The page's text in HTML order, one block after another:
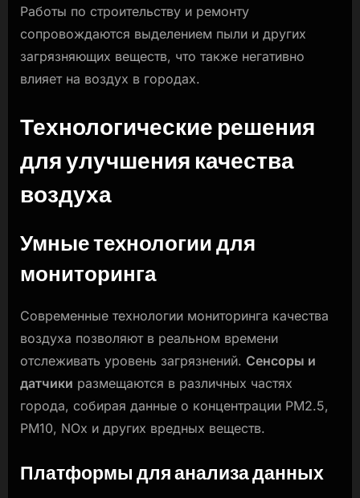
Работы по строительству и ремонту
сопровождаются выделением пыли и других
загрязняющих веществ, что также негативно
влияет на воздух в городах.
Технологические решения
для улучшения качества
воздуха
Умные технологии для
мониторинга
Современные технологии мониторинга качества
воздуха позволяют в реальном времени
отслеживать уровень загрязнений. Сенсоры и
датчики размещаются в различных частях
города, собирая данные о концентрации PM2.5,
PM10, NOx и других вредных веществ.
Платформы для анализа данных